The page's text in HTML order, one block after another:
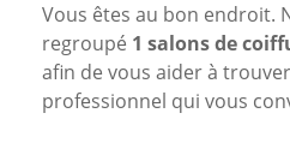
Vous êtes au bon endroit.
regroupé 1 salons de
afin de vous aider à
professionnel qui vous